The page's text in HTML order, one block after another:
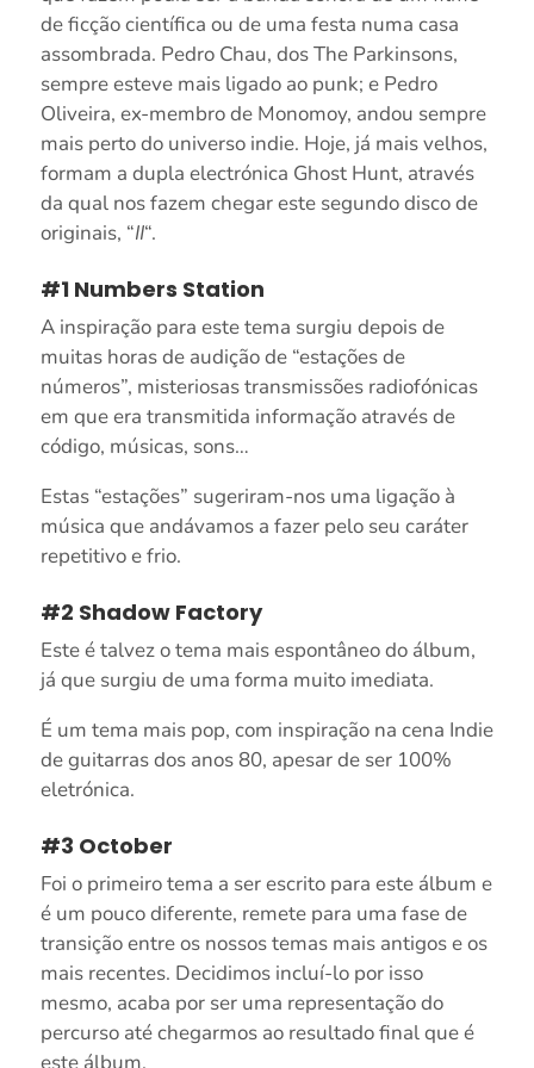
de ficção científica ou de uma festa numa casa
assombrada. Pedro Chau, dos The Parkinsons,
sempre esteve mais ligado ao punk; e Pedro
Oliveira, ex-membro de Monomoy, andou sempre
mais perto do universo indie. Hoje, já mais velhos,
formam a dupla electrónica Ghost Hunt, através
da qual nos fazem chegar este segundo disco de
originais, “II“.
#1 Numbers Station
A inspiração para este tema surgiu depois de
muitas horas de audição de “estações de
números”, misteriosas transmissões radiofónicas
em que era transmitida informação através de
código, músicas, sons…
Estas “estações” sugeriram-nos uma ligação à
música que andávamos a fazer pelo seu caráter
repetitivo e frio.
#2 Shadow Factory
Este é talvez o tema mais espontâneo do álbum,
já que surgiu de uma forma muito imediata.
É um tema mais pop, com inspiração na cena Indie
de guitarras dos anos 80, apesar de ser 100%
eletrónica.
#3 October
Foi o primeiro tema a ser escrito para este álbum e
é um pouco diferente, remete para uma fase de
transição entre os nossos temas mais antigos e os
mais recentes. Decidimos incluí-lo por isso
mesmo, acaba por ser uma representação do
percurso até chegarmos ao resultado final que é